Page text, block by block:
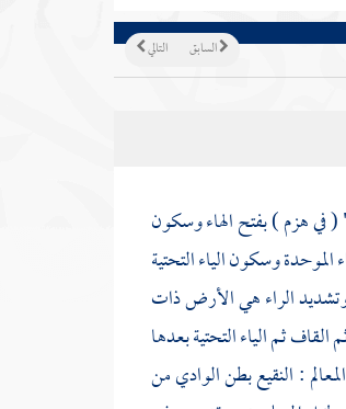
التالي السابق
في هزم ) بفتح الهاء وسكون
الموحدة وسكون الياء التحتية
وتشديد الراء هي الأرض ذات
القاف ثم الياء التحتية بعدها
: النقيع بطن الوادي من